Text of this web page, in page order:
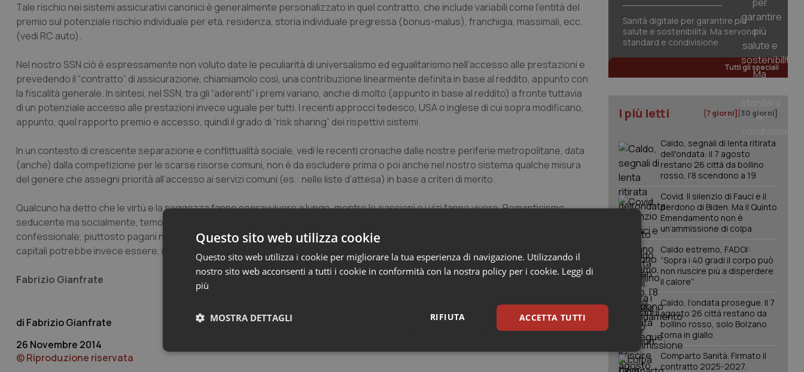
Tale rischio nei sistemi assicurativi canonici è generalmente personalizzato in quel contratto, che include variabili come l’entità del
premio sul potenziale rischio individuale per età, residenza, storia individuale pregressa (bonus-malus), franchigia, massimali, ecc.
(vedi RC auto).
Nel nostro SSN ciò è espressamente non voluto date le peculiarità di universalismo ed egualitarismo nell’accesso alle prestazioni e
prevedendo il “contratto” di assicurazione, chiamiamolo così, una contribuzione linearmente definita in base al reddito, appunto con
la fiscalità generale. In sintesi, nel SSN, tra gli “aderenti” i premi variano, anche di molto (appunto in base al reddito) a fronte tuttavia
di un potenziale accesso alle prestazioni invece uguale per tutti. I recenti approcci tedesco, USA o inglese di cui sopra modificano,
appunto, quel rapporto premio e accesso, quindi il grado di “risk sharing” dei rispettivi sistemi.
In un contesto di crescente separazione e conflittualità sociale, vedi le recenti cronache dalle nostre periferie metropolitane, data
(anche) dalla competizione per le scarse risorse comuni, non è da escludere prima o poi anche nel nostro sistema qualche misura
del genere che assegni priorità all’accesso ai servizi comuni (es.: nelle liste d’attesa) in base a criteri di merito.
Qualcuno ha detto che le virtù e la saggezza fanno sopravvivere a lungo, mentre le passioni e i vizi fanno vivere. Romanticismo
seducente ma socialmente, temo, di difficile accettabilità. Per noi italiani, mediamente di scarso civismo e, nonostante la facciata
confessionale, piuttosto pagani nei costumi e nei consumi, legare l’accesso alle cure al grado di frequentazione dei sette peccati
capitali potrebbe invece essere, in fondo una forma di più corretta redistribuzione delle risorse e, chissà, magari anche educativa.
Fabrizio Gianfrate
Fabrizio Gianfrate
26 Novembre 2014
© Riproduzione riservata
Sanità digitale per garantire più
salute e sostenibilità. Ma servono
standard e condivisione
Tutti gli speciali
I più letti [7 giorni] [30 giorni]
Caldo, segnali di lenta ritirata
dell'ondata: il 7 agosto
restano 26 città da bollino
rosso, l'8 scendono a 19
Covid. Il silenzio di Fauci e il
perdono di Biden. Ma il Quinto
Emendamento non è
un’ammissione di colpa
Caldo estremo, FADOI:
“Sopra i 40 gradi il corpo può
non riuscire più a disperdere
il calore”
Caldo, l’ondata prosegue. Il 7
agosto 26 città restano da
bollino rosso, solo Bolzano
torna in giallo
Comparto Sanità. Firmato il
contratto 2025-2027.
Questo sito web utilizza cookie
Questo sito web utilizza i cookie per migliorare la tua esperienza di navigazione. Utilizzando il
nostro sito web acconsenti a tutti i cookie in conformità con la nostra policy per i cookie. Leggi di
più
ACCETTA TUTTI
RIFIUTA
MOSTRA DETTAGLI
Necessari Statistici Marketing